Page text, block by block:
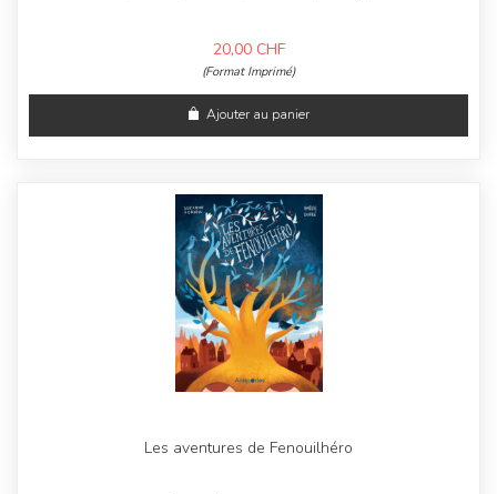
20,00 CHF
(Format Imprimé)
Ajouter au panier
Les aventures de Fenouilhéro